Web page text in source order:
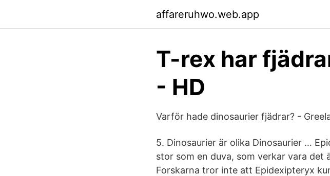
affareruhwo.web.app
T-rex har
- HD
Varför hade dinosaurier fjädrar? -
5. Dinosaurier är olika Dinosaurier …
stor som en duva, som verkar vara
Forskarna tror inte att Epidexipteryx